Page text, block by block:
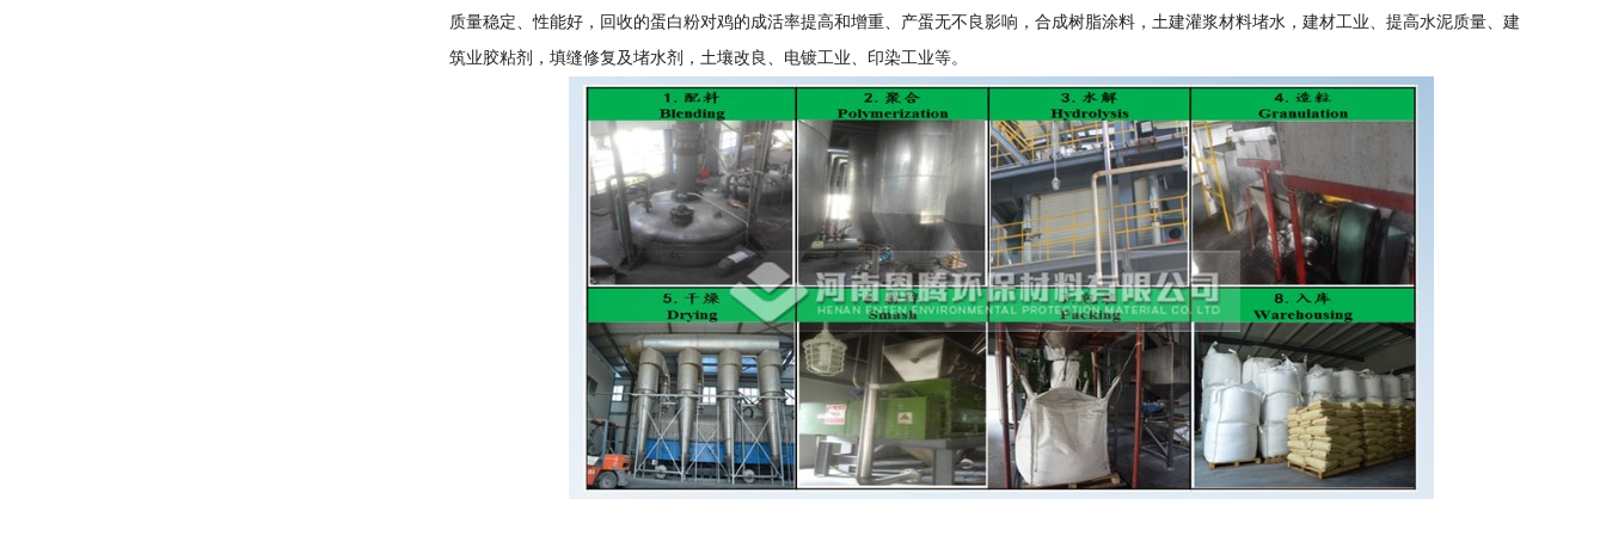
质量稳定、性能好，回收的蛋白粉对鸡的成活率提高和增重、产蛋无不良影响，合成树脂涂料，土建灌浆材料堵水，建材工业、提高水泥质量、建
筑业胶粘剂，填缝修复及堵水剂，土壤改良、电镀工业、印染工业等。